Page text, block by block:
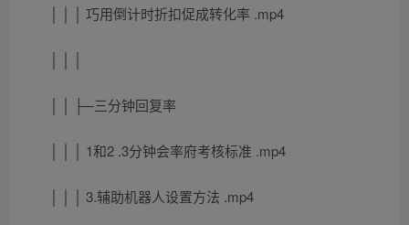
│ │ │ 巧用倒计时折扣促成转化率 .mp4
│ │ ├─三分钟回复率
│ │ │ 1和2 .3分钟会率府考核标准 .mp4
│ │ │ 3.辅助机器人设置方法 .mp4